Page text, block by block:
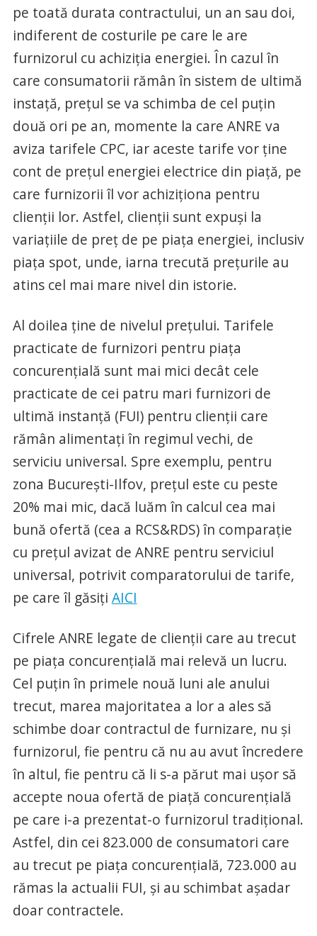
pe toată durata contractului, un an sau doi,
indiferent de costurile pe care le are
furnizorul cu achiziţia energiei. În cazul în
care consumatorii rămân în sistem de ultimă
instaţă, preţul se va schimba de cel puţin
două ori pe an, momente la care ANRE va
aviza tarifele CPC, iar aceste tarife vor ţine
cont de preţul energiei electrice din piaţă, pe
care furnizorii îl vor achiziţiona pentru
clienţii lor. Astfel, clienţii sunt expuşi la
variaţiile de preţ de pe piaţa energiei, inclusiv
piaţa spot, unde, iarna trecută preţurile au
atins cel mai mare nivel din istorie.
Al doilea ţine de nivelul preţului. Tarifele
practicate de furnizori pentru piaţa
concurenţială sunt mai mici decât cele
practicate de cei patru mari furnizori de
ultimă instanţă (FUI) pentru clienţii care
rămân alimentaţi în regimul vechi, de
serviciu universal. Spre exemplu, pentru
zona Bucureşti-Ilfov, preţul este cu peste
20% mai mic, dacă luăm în calcul cea mai
bună ofertă (cea a RCS&RDS) în comparaţie
cu preţul avizat de ANRE pentru serviciul
universal, potrivit comparatorului de tarife,
pe care îl găsiţi AICI
Cifrele ANRE legate de clienţii care au trecut
pe piaţa concurenţială mai relevă un lucru.
Cel puţin în primele nouă luni ale anului
trecut, marea majoritatea a lor a ales să
schimbe doar contractul de furnizare, nu şi
furnizorul, fie pentru că nu au avut încredere
în altul, fie pentru că li s-a părut mai uşor să
accepte noua ofertă de piaţă concurenţială
pe care i-a prezentat-o furnizorul tradiţional.
Astfel, din cei 823.000 de consumatori care
au trecut pe piaţa concurenţială, 723.000 au
rămas la actualii FUI, şi au schimbat aşadar
doar contractele.